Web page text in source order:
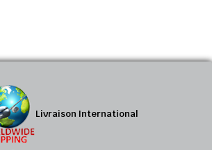
Livraison International